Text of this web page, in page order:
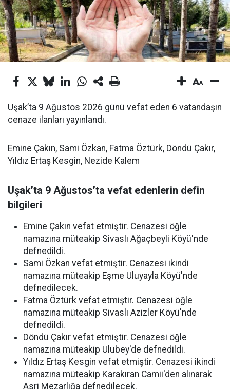
Uşak’ta 9 Ağustos 2026 günü vefat eden 6 vatandaşın
cenaze ilanları yayınlandı.
Emine Çakın, Sami Özkan, Fatma Öztürk, Döndü Çakır,
Yıldız Ertaş Kesgin, Nezide Kalem
Uşak’ta 9 Ağustos’ta vefat edenlerin defin
bilgileri
Emine Çakın vefat etmiştir. Cenazesi öğle
namazına müteakip Sivaslı Ağaçbeyli Köyü'nde
defnedildi.
Sami Özkan vefat etmiştir. Cenazesi ikindi
namazına müteakip Eşme Uluyayla Köyü'nde
defnedilecek.
Fatma Öztürk vefat etmiştir. Cenazesi öğle
namazına müteakip Sivaslı Azizler Köyü'nde
defnedildi.
Döndü Çakır vefat etmiştir. Cenazesi öğle
namazına müteakip Ulubey'de defnedildi.
Yıldız Ertaş Kesgin vefat etmiştir. Cenazesi ikindi
namazına müteakip Karakıran Camii'den alınarak
Asri Mezarlığa defnedilecek.